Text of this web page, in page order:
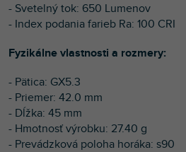
- Svetelný tok: 650 Lumenov
- Index podania farieb Ra: 100 CRI
Fyzikálne vlastnosti a rozmery:
- Pätica: GX5.3
- Priemer: 42.0 mm
- Dĺžka: 45 mm
- Hmotnosť výrobku: 27.40 g
- Prevádzková poloha horáka: s90